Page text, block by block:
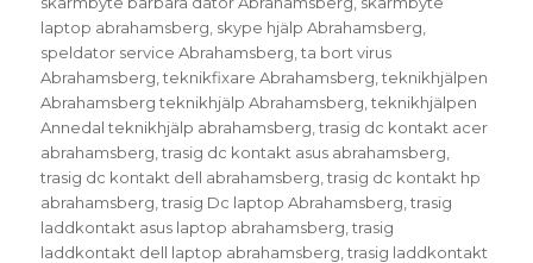
laptop abrahamsberg skype hjälp Abrahamsberg
speldator service Abrahamsberg ,ta bort virus
Abrahamsberg ,teknikfixare Abrahamsberg ,teknikhjälpen
Abrahamsberg teknikhjälp Abrahamsberg ,teknikhjälpen
Annedal teknikhjälp abrahamsberg ,trasig dc kontakt acer
abrahamsberg ,trasig dc kontakt asus abrahamsberg
trasig dc kontakt dell abrahamsberg ,trasig dc kontakt hp
abrahamsberg ,trasig Dc laptop Abrahamsberg ,trasig
laddkontakt asus laptop abrahamsberg ,trasig
laddkontakt dell laptop abrahamsberg ,trasig laddkontakt